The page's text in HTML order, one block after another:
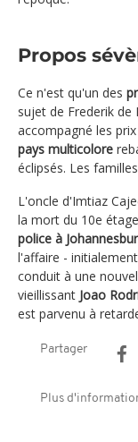
Propos
Ce n'est qu'un des
sujet de Frederik de
accompagné les
pays multicolore
éclipsés. Les
L'oncle d'Imtiaz
la mort du 10e
police à
l'affaire -
conduit à une
vieillissant Joao
est parvenu à
Partager
Plus